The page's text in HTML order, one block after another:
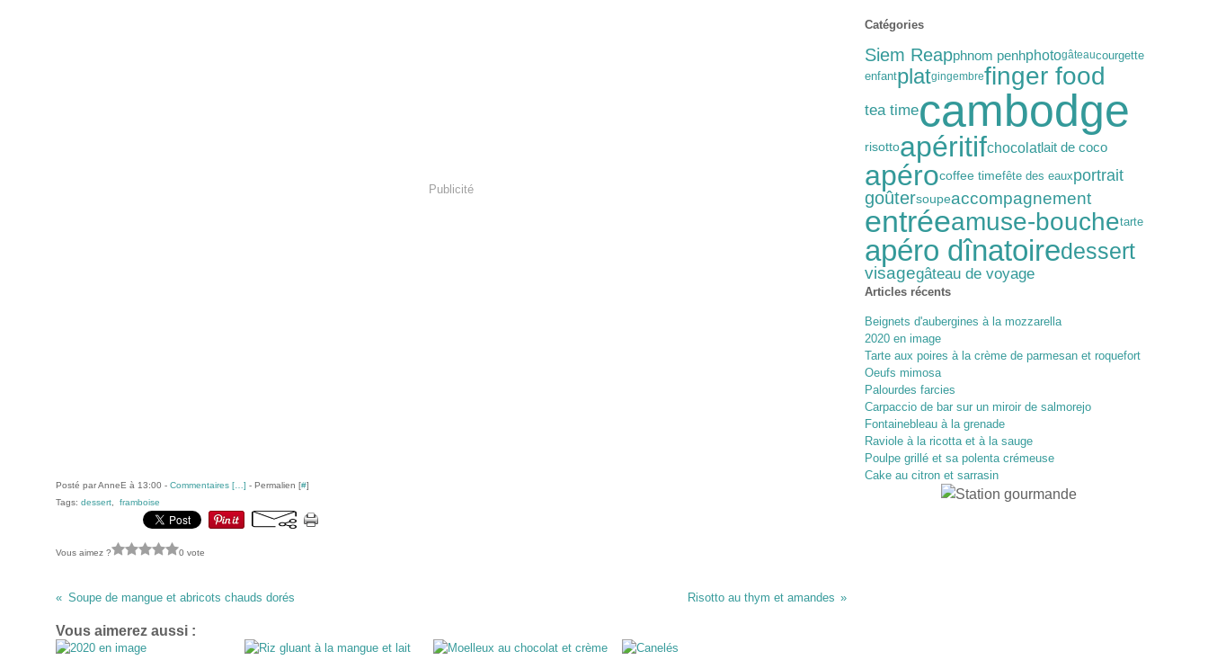
Publicité
Posté par AnneE à 13:00 - Commentaires [ ] - Permalien [#]
Tags: dessert framboise
Vous aimez ? 0 vote
Soupe de mangue et abricots chauds dorés Risotto au thym et amandes
Vous aimerez aussi :
Catégories
Siem Reapphnom penhphotogâteaucourgette
enfantplatgingembrefinger food
tea timecambodge
risottoapéritifchocolatlait de coco
apérocoffee timefête des eauxportrait
goûtersoupeaccompagnement
entréeamuse-bouchetarte
apéro dînatoiredessert
visagegâteau de voyage
Articles récents
Beignets d'aubergines à la mozzarella
2020 en image
Tarte aux poires à la crème de parmesan et roquefort
Oeufs mimosa
Palourdes farcies
Carpaccio de bar sur un miroir de salmorejo
Fontainebleau à la grenade
Raviole à la ricotta et à la sauge
Poulpe grillé et sa polenta crémeuse
Cake au citron et sarrasin